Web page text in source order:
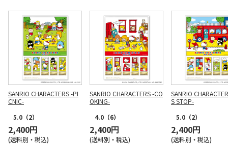
SANRIO CHARACTERS -PI
CNIC-
5.0 （2）
2,400円
(送料別・税込)
SANRIO CHARACTERS -CO
OKING-
4.0 （6）
2,400円
(送料別・税込)
SANRIO
S STOP-
5.0 （2）
2,400円
(送料別・税込)